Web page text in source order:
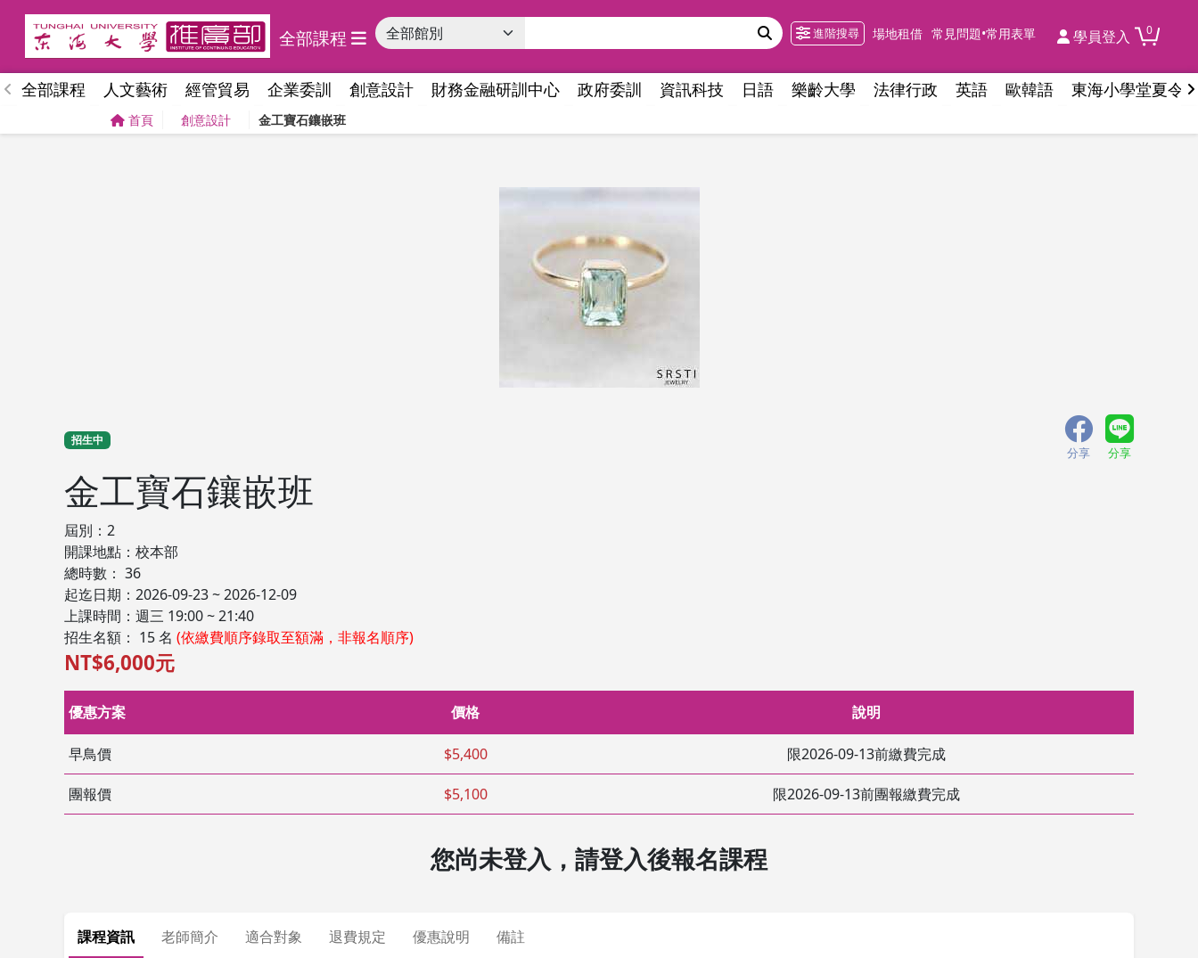
全部課程 進階搜尋 場地租借 常見問題•常用表單 學員登入 0
全部課程 人文藝術 經管貿易 企業委訓 創意設計 財務金融研訓中心 政府委訓 資訊科技 日語 樂齡大學 法律行政 英語 歐韓語 東海小學堂夏令
首頁 創意設計 金工寶石鑲嵌班
招生中
分享 分享
金工寶石鑲嵌班
屆別：2
開課地點：校本部
總時數： 36
起迄日期：2026-09-23 ~ 2026-12-09
上課時間：週三 19:00 ~ 21:40
招生名額： 15 名 (依繳費順序錄取至額滿，非報名順序)
NT$6,000元
優惠方案 價格 說明
早鳥價 $5,400 限2026-09-13前繳費完成
團報價 $5,100 限2026-09-13前團報繳費完成
您尚未登入，請登入後報名課程
課程資訊 老師簡介 適合對象 退費規定 優惠說明 備註